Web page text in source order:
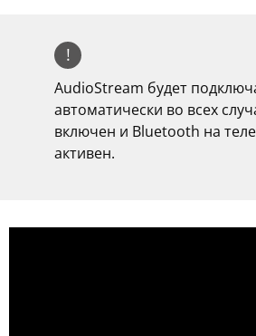
!
AudioStream будет
автоматически во всех
включен и Bluetooth на
активен.